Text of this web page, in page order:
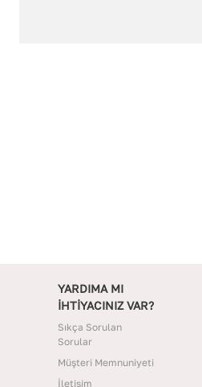
YARDIMA MI
İHTİYACINIZ VAR?
Sıkça Sorulan
Sorular
Müşteri Memnuniyeti
İletişim